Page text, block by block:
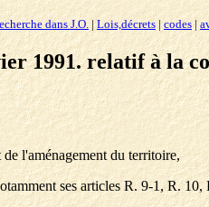
dans J.O.|Lois,décrets|codes|
1991. relatif à la
l'aménagement du territoire,
ses articles R. 9-1, R.